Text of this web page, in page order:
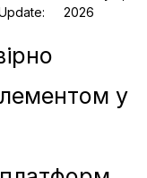
2026
у